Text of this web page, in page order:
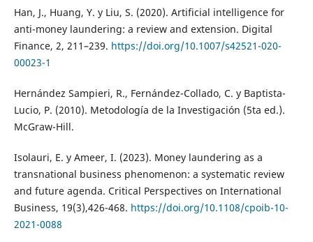
Han, J., Huang, Y. y Liu, S. (2020). Artificial intelligence for
anti-money laundering: a review and extension. Digital
Finance, 2, 211–239. https://doi.org/10.1007/s42521-020-
00023-1
Hernández Sampieri, R., Fernández-Collado, C. y Baptista-
Lucio, P. (2010). Metodología de la Investigación (5ta ed.).
McGraw-Hill.
Isolauri, E. y Ameer, I. (2023). Money laundering as a
transnational business phenomenon: a systematic review
and future agenda. Critical Perspectives on International
Business, 19(3),426-468. https://doi.org/10.1108/cpoib-10-
2021-0088